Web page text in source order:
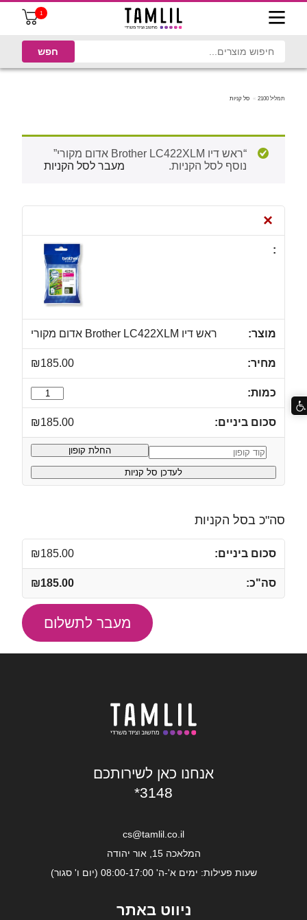
1
תמליל 2100 סל קניות
“ראש דיו Brother LC422XLM אדום מקורי”
נוסף לסל הקניות.
מעבר לסל הקניות
×
ראש דיו Brother LC422XLM אדום מקורי
₪185.00
כמות
של
ראש
דיו
Brother
LC422XLM
₪185.00
קופון: החלת קופון
לעדכן סל קניות
סה"כ בסל הקניות
₪185.00
₪185.00
מעבר לתשלום
אנחנו כאן לשירותכם
*3148
cs@tamlil.co.il
המלאכה 15, אור יהודה
שעות פעילות: ימים א'-ה' 08:00-17:00 (יום ו' סגור)
ניווט באתר